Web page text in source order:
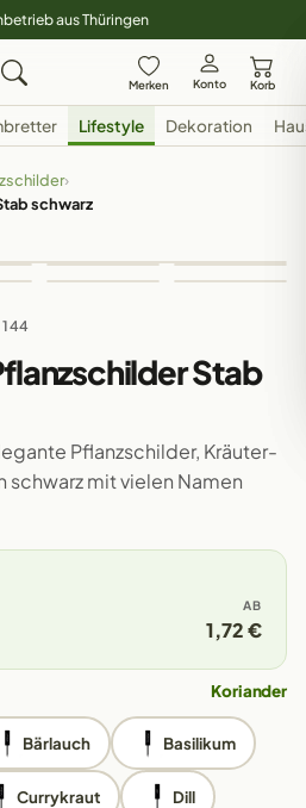
aus Thüringen
Merken Konto Korb
Lifestyle Dekoration
›
schwarz
Stab
Pflanzschilder, Kräuter-
schwarz mit vielen Namen
AB
1,72 €
Koriander
Bärlauch Basilikum
Currykraut Dill